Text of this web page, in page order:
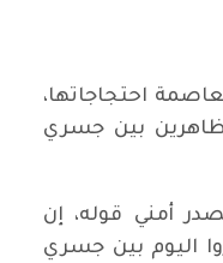
احتجاجاتها،
بين جسري
أمني قوله، إن
اليوم بين جسري